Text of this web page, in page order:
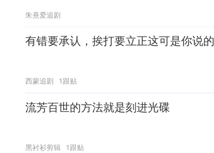
朱熹爱追剧
有错要承认，挨打要立正这可是你说的
西蒙追剧 1跟贴
流芳百世的方法就是刻进光碟
黑衬衫剪辑 1跟贴